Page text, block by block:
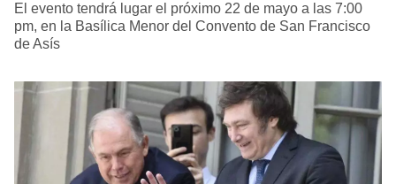
El evento tendrá lugar el próximo 22 de mayo a las 7:00
pm, en la Basílica Menor del Convento de San Francisco
de Asís